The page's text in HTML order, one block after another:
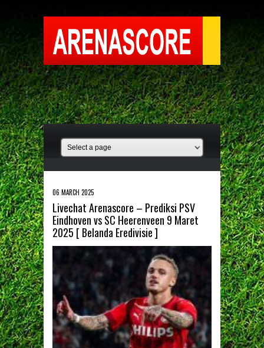
06 MARCH 2025
Livechat Arenascore – Prediksi PSV
Eindhoven vs SC Heerenveen 9 Maret
2025 [ Belanda Eredivisie ]